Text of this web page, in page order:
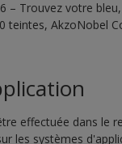
– Trouvez votre
teintes, AkzoNobel
effectuée dans le
les systèmes